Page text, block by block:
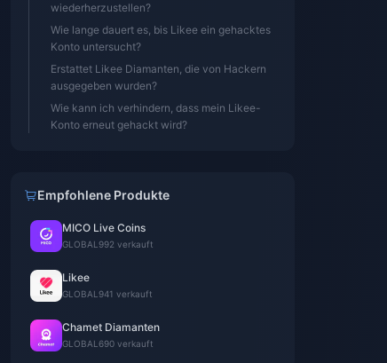
wiederherzustellen?
Wie lange dauert es, bis Likee ein gehacktes
Konto untersucht?
Erstattet Likee Diamanten, die von Hackern
ausgegeben wurden?
Wie kann ich verhindern, dass mein Likee-
Konto erneut gehackt wird?
Empfohlene Produkte
MICO Live Coins
GLOBAL 992 verkauft
Likee
GLOBAL 941 verkauft
Chamet Diamanten
GLOBAL 690 verkauft